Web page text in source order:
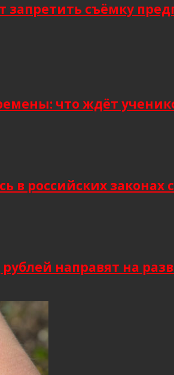
запретить съёмку
что ждёт
в российских законах
направят на